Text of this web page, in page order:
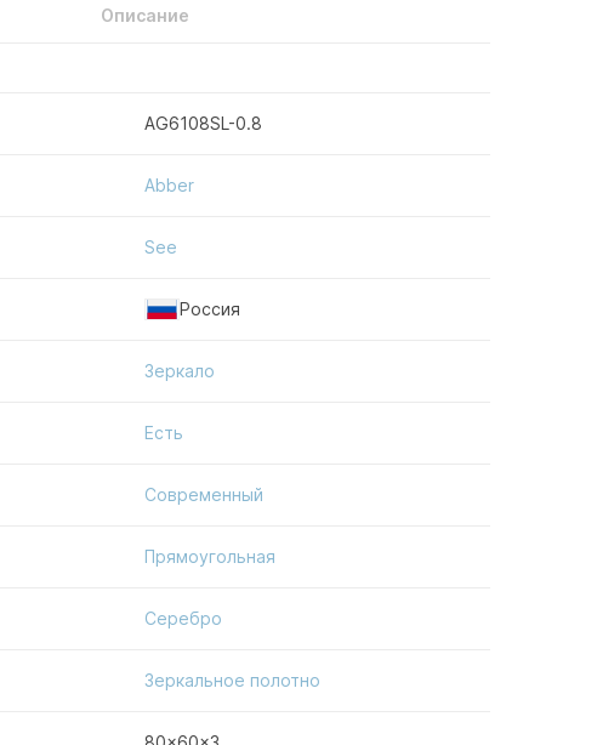
Описание
AG6108SL-0.8
Abber
See
Россия
Зеркало
Есть
Современный
Прямоугольная
Серебро
Зеркальное полотно